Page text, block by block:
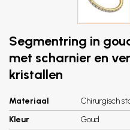
Segmentring in
met scharnier en
kristallen
Materiaal
Chirurgisch
Kleur
Goud